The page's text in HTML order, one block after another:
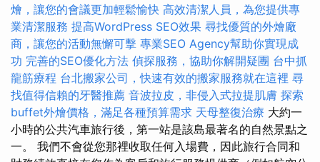
燴，讓您的會議更加輕鬆愉快 高效清潔人員，為您提供專
業清潔服務 提高WordPress SEO效果 尋找優質的外燴廠
商，讓您的活動無懈可擊 專業SEO Agency幫助你實現成
功 完善的SEO優化方法 偵探服務，協助你解開疑團 台中抓
龍筋療程 台北搬家公司，快速有效的搬家服務就在這裡 尋
找值得信賴的牙醫推薦 音波拉皮，非侵入式拉提肌膚 探索
buffet外燴價格，滿足各種預算需求 天母整復治療 大約一
小時的公共汽車旅行後，第一站是該島最著名的自然景點之
一。 我們不會從您那裡收取任何入場費，因此旅行合同和